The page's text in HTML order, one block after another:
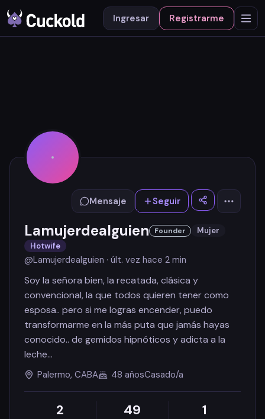
Ingresar Registrarme
Mensaje Seguir
Lamujerdealguien Founder
Mujer
Hotwife
@Lamujerdealguien · últ. vez hace 2 min
Soy la señora bien, la recatada, clásica y
convencional, la que todos quieren tener como
esposa.. pero si me logras encender, puedo
transformarme en la más puta que jamás hayas
conocido.. de gemidos hipnóticos y adicta a la
leche…
Palermo, CABA 48 añosCasado/a
2 49 1